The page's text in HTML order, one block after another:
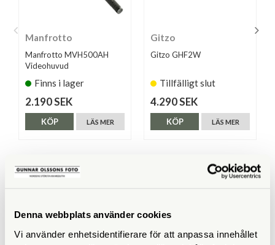
Denna webbplats använder cookies
Vi använder enhetsidentifierare för att anpassa innehållet
Manfrotto
Manfrotto MVH500AH
Videohuvud
Finns i lager
2.190 SEK
LÄS MER
KÖP
Gitzo
Gitzo GHF2W
Tillfälligt slut
4.290 SEK
LÄS MER
KÖP